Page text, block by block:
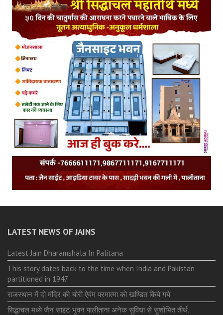
LATEST NEWS OF JAINS
Latest Jain Dharamshala In Palitana
This story dates back to the time when India and Pakistan
partitioned in 1947
राजस्थान में दो मंदिर की चोरी ऐवंम परमात्मा को खण्डित किये गये
सिद्धाचल मध्ये जैन साइट भुवन पालीताना अनेक सुविधा से सुशोभित तीर्थ.